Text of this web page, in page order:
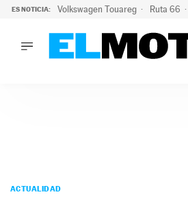
ES NOTICIA: Volkswagen Touareg Ruta 66
PODCAST
ACTUALIDAD